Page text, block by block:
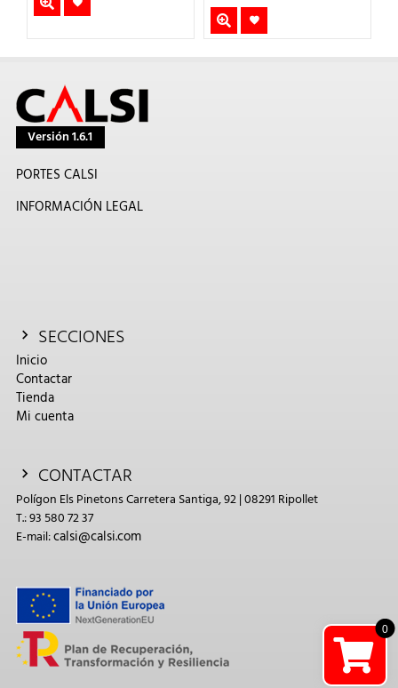
Versión 1.6.1
PORTES CALSI
INFORMACIÓN LEGAL
SECCIONES
Inicio
Contactar
Tienda
Mi cuenta
CONTACTAR
Polígon Els Pinetons Carretera Santiga, 92 | 08291 Ripollet
T.: 93 580 72 37
E-mail:calsi@calsi.com
0